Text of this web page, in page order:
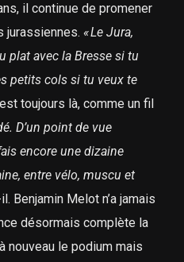
il continue de promener
jurassiennes. « Le Jura,
plat avec la Bresse si tu
petits cols si tu veux te
toujours là, comme un fil
D’un point de vue
encore une dizaine
entre vélo, muscu et
Benjamin Melot n’a jamais
désormais complète la
nouveau le podium mais